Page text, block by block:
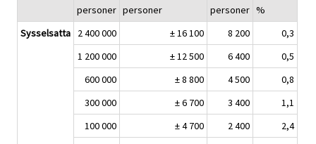
personer personer personer %
Sysselsatta
2 400 000 ± 16 100 8 200
0,3
1 200 000
± 12 500 6 400
0,5
600 000
± 8 800 4 500
0,8
300 000
± 6 700 3 400
1,1
100 000
± 4 700 2 400
2,4